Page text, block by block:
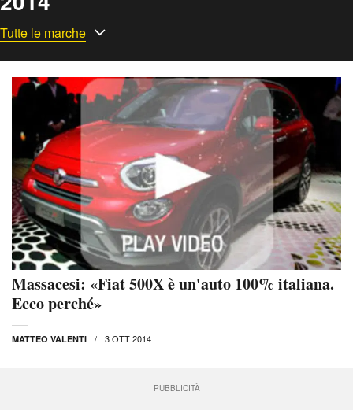
Tutte le marche
Massacesi: «Fiat 500X è un'auto 100% italiana.
Ecco perché»
MATTEO VALENTI 3 OTT 2014
PUBBLICITÀ